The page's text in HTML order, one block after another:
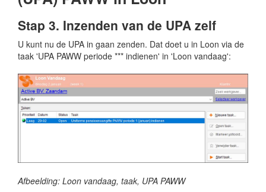
Stap 3. Inzenden van de UPA zelf
U kunt nu de UPA in gaan zenden. Dat doet u in Loon via de
taak 'UPA PAWW periode *** indienen' in 'Loon vandaag':
Afbeelding: Loon vandaag, taak, UPA PAWW